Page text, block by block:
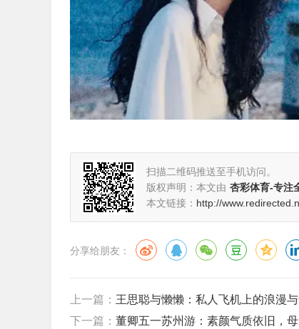
扫描二维码推送至手机访问。
版权声明：本文由 杏彩体育-专注
本文链接： http://
分享给朋友：
上一篇： 王思聪与懒懒：私人飞机上的浪漫
下一篇： 董卿五一苏州游：素颜气质依旧，